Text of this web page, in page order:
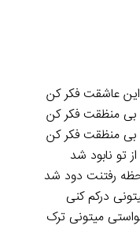
عاشقت فکر کن
بی منظقت فکر کن
بی منظقت فکر کن
تو نابود شد
رفتنت دود شد
درکم کنی
میتونی ترک